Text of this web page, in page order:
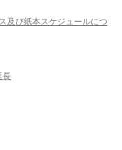
及び紙本スケジュールにつ
長